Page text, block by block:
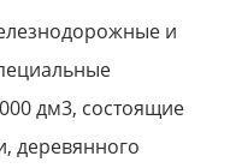
и
дм3, состоящие
деревянного